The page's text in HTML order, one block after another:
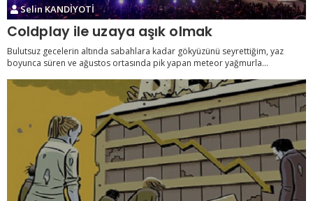
Selin KANDİYOTİ
Coldplay ile uzaya aşık olmak
Bulutsuz gecelerin altında sabahlara kadar gökyüzünü seyrettiğim, yaz
boyunca süren ve ağustos ortasında pik yapan meteor yağmurla...